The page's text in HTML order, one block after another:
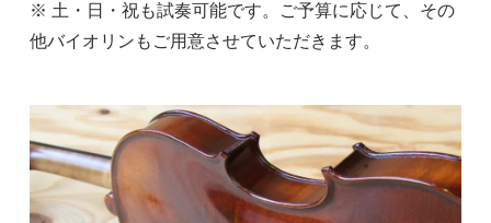
※ 土・日・祝も試奏可能です。ご予算に応じて、その
他バイオリンもご用意させていただきます。